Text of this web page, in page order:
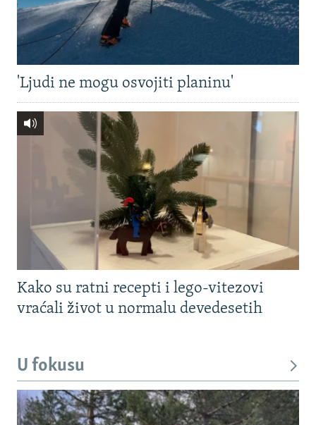
'Ljudi ne mogu osvojiti planinu'
Kako su ratni recepti i lego-vitezovi
vraćali život u normalu devedesetih
U fokusu